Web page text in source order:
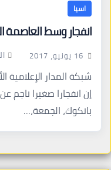
اسيا
انفجار وسط العاصمة
16 يونيو، 2017
شبكة المدار الإعلامية
إن انفجارا صغيرا
بانكوك، الجمعة،…